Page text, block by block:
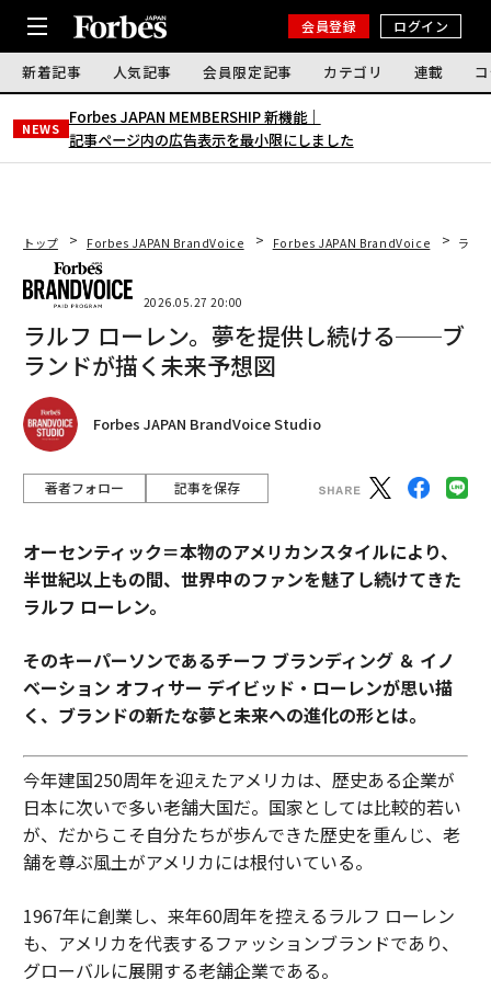
会員登録 ログイン
新着記事 人気記事 会員限定記事 カテゴリ 連載
NEWS
Forbes JAPAN MEMBERSHIP 新機能｜
記事ページ内の広告表示を最小限にしました
トップ Forbes JAPAN BrandVoice Forbes JAPAN BrandVoice ラル
2026.05.27 20:00
ラルフ ローレン。夢を提供し続ける──ブ
ランドが描く未来予想図
Forbes JAPAN BrandVoice Studio
著者フォロー 記事を保存
オーセンティック＝本物のアメリカンスタイルにより、
半世紀以上もの間、世界中のファンを魅了し続けてきた
ラルフ ローレン。
そのキーパーソンであるチーフ ブランディング ＆ イノ
ベーション オフィサー デイビッド・ローレンが思い描
く、ブランドの新たな夢と未来への進化の形とは。
今年建国250周年を迎えたアメリカは、歴史ある企業が
日本に次いで多い老舗大国だ。国家としては比較的若い
が、だからこそ自分たちが歩んできた歴史を重んじ、老
舗を尊ぶ風土がアメリカには根付いている。
1967年に創業し、来年60周年を控えるラルフ ローレン
も、アメリカを代表するファッションブランドであり、
グローバルに展開する老舗企業である。